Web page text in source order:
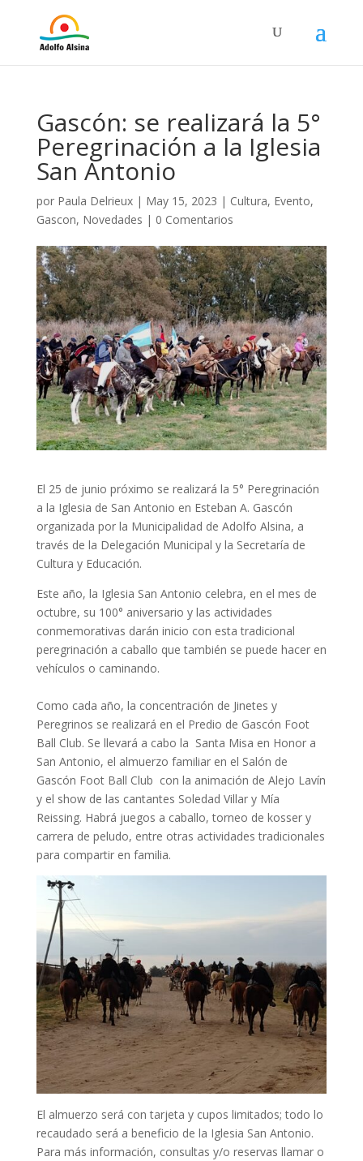
Gascón: se realizará la 5°
Peregrinación a la Iglesia
San Antonio
por Paula Delrieux| May 15, 2023 | Cultura, Evento,
Gascon, Novedades | 0 Comentarios
El 25 de junio próximo se realizará la 5° Peregrinación
a la Iglesia de San Antonio en Esteban A. Gascón
organizada por la Municipalidad de Adolfo Alsina, a
través de la Delegación Municipal y la Secretaría de
Cultura y Educación.
Este año, la Iglesia San Antonio celebra, en el mes de
octubre, su 100° aniversario y las actividades
conmemorativas darán inicio con esta tradicional
peregrinación a caballo que también se puede hacer en
vehículos o caminando.
Como cada año, la concentración de Jinetes y
Peregrinos se realizará en el Predio de Gascón Foot
Ball Club. Se llevará a cabo la Santa Misa en Honor a
San Antonio, el almuerzo familiar en el Salón de
Gascón Foot Ball Club con la animación de Alejo Lavín
y el show de las cantantes Soledad Villar y Mía
Reissing. Habrá juegos a caballo, torneo de kosser y
carrera de peludo, entre otras actividades tradicionales
para compartir en familia.
El almuerzo será con tarjeta y cupos limitados; todo lo
recaudado será a beneficio de la Iglesia San Antonio.
Para más información, consultas y/o reservas llamar o